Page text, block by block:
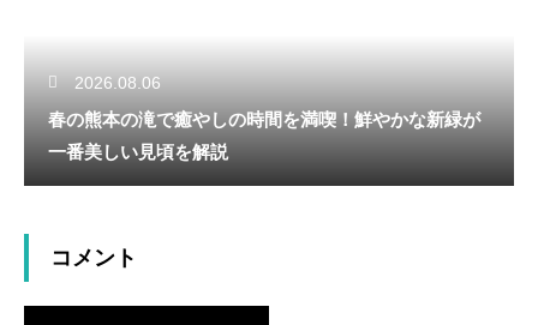
2026.08.06
春の熊本の滝で癒やしの時間を満喫！鮮やかな新緑が
一番美しい見頃を解説
コメント